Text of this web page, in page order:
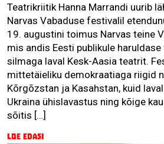
Teatrikriitik Hanna Marrandi uurib
Narvas Vabaduse festivalil
19. augustini toimus Narvas teine
mis andis Eesti publikule
silmaga laval Kesk-Aasia teatrit.
mittetäieliku demokraatiaga riigid
Kõrgõzstan ja Kasahstan, kuid
Ukraina ühislavastus ning kõige
sõitis […]
Loe edasi